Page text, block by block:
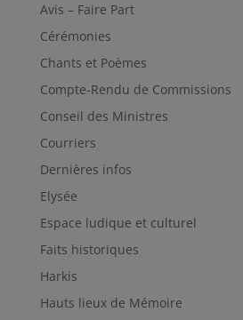
Avis – Faire Part
Cérémonies
Chants et Poèmes
Compte-Rendu de Commissions
Conseil des Ministres
Courriers
Dernières infos
Elysée
Espace ludique et culturel
Faits historiques
Harkis
Hauts lieux de Mémoire